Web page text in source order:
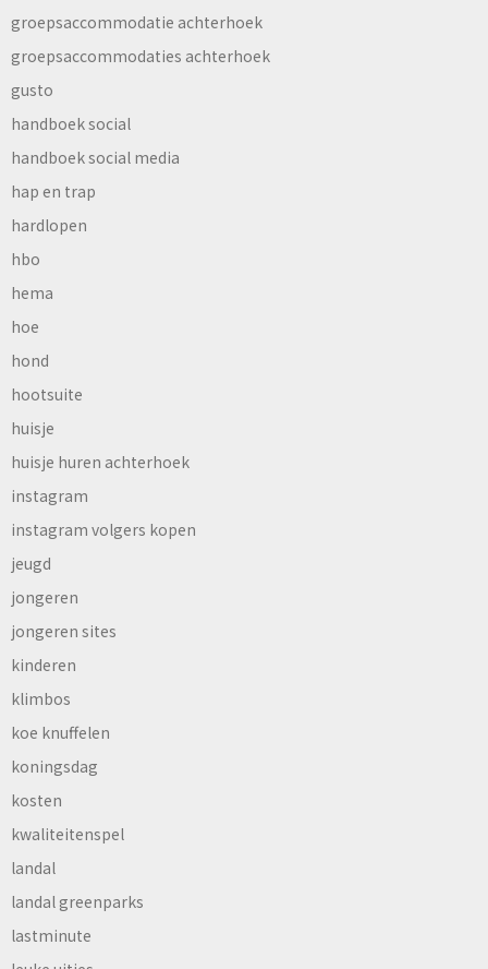
groepsaccommodatie achterhoek
groepsaccommodaties achterhoek
gusto
handboek social
handboek social media
hap en trap
hardlopen
hbo
hema
hoe
hond
hootsuite
huisje
huisje huren achterhoek
instagram
instagram volgers kopen
jeugd
jongeren
jongeren sites
kinderen
klimbos
koe knuffelen
koningsdag
kosten
kwaliteitenspel
landal
landal greenparks
lastminute